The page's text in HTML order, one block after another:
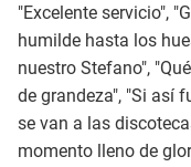
"Excelente servicio",
humilde hasta los
nuestro Stefano",
de grandeza", "Si así
se van a las
momento lleno de